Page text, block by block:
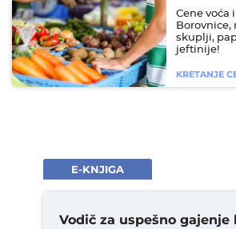
Cene voća
Borovnice,
skuplji,
jeftinije!
KRETANJE
E-KNJIGA
Vodič za uspešno gajenje